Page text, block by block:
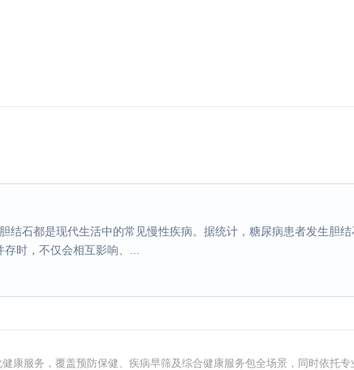
结石都是现代生活中的常见慢性疾病。据统计，糖尿病患者发生胆结
时，不仅会相互影响、...
康服务，覆盖预防保健、疾病早筛及综合健康服务包全场景，同时依托专